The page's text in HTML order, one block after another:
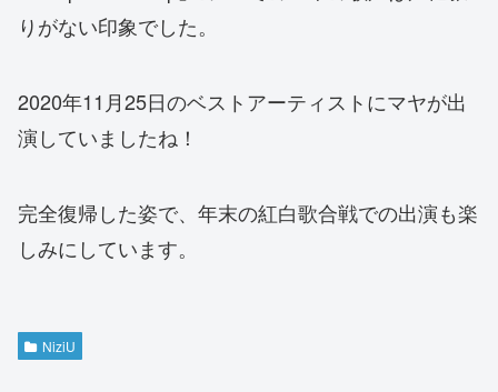
りがない印象でした。
2020年11月25日のベストアーティストにマヤが出
演していましたね！
完全復帰した姿で、年末の紅白歌合戦での出演も楽
しみにしています。
NiziU